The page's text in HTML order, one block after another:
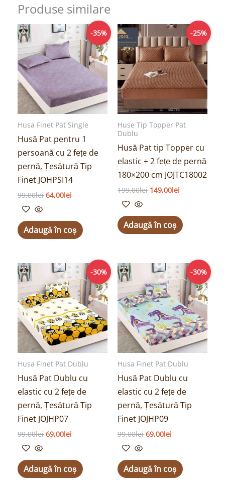
Produse similare
-35%
Husa Finet Pat Single
Husă Pat pentru 1
persoană cu 2 fețe de
pernă, Țesătură Tip
Finet JOHPSI14
99,00lei
Prețul
inițial
a
fost:
99,00lei.
64,00lei
Prețul
curent
este:
64,00lei.
Adaugă în coș
-25%
Huse Tip Topper Pat
Dublu
Husă Pat tip Topper cu
elastic + 2 fețe de pernă
180×200 cm JOJTC18002
199,00lei
Prețul
inițial
a
fost:
199,00lei.
149,00lei
Prețul
curent
este:
149,00lei.
Adaugă în coș
-30%
Husa Finet Pat Dublu
Husă Pat Dublu cu
elastic cu 2 fețe de
pernă, Țesătură Tip
Finet JOJHP07
99,00lei
Prețul
inițial
a
fost:
99,00lei.
69,00lei
Prețul
curent
este:
69,00lei.
Adaugă în coș
-30%
Husa Finet Pat Dublu
Husă Pat Dublu cu
elastic cu 2 fețe de
pernă, Țesătură Tip
Finet JOJHP09
99,00lei
Prețul
inițial
a
fost:
99,00lei.
69,00lei
Prețul
curent
este:
69,00lei.
Adaugă în coș